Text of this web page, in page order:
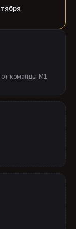
команды M1